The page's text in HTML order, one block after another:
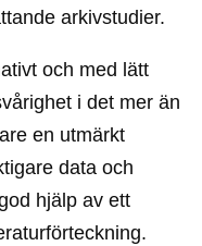
arkivstudier.
och med lätt
i det mer än
en utmärkt
data och
hjälp av ett